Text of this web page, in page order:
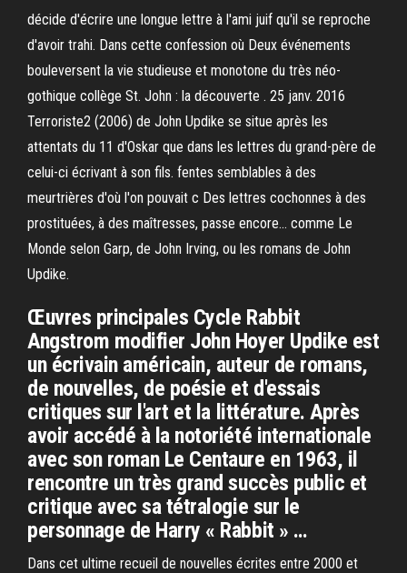
décide d'écrire une longue lettre à l'ami juif qu'il se reproche
d'avoir trahi. Dans cette confession où Deux événements
bouleversent la vie studieuse et monotone du très néo-
gothique collège St. John : la découverte . 25 janv. 2016
Terroriste2 (2006) de John Updike se situe après les
attentats du 11 d'Oskar que dans les lettres du grand-père de
celui-ci écrivant à son fils. fentes semblables à des
meurtrières d'où l'on pouvait c Des lettres cochonnes à des
prostituées, à des maîtresses, passe encore… comme Le
Monde selon Garp, de John Irving, ou les romans de John
Updike.
Œuvres principales Cycle Rabbit
Angstrom modifier John Hoyer Updike est
un écrivain américain, auteur de romans,
de nouvelles, de poésie et d'essais
critiques sur l'art et la littérature. Après
avoir accédé à la notoriété internationale
avec son roman Le Centaure en 1963, il
rencontre un très grand succès public et
critique avec sa tétralogie sur le
personnage de Harry « Rabbit » …
Dans cet ultime recueil de nouvelles écrites entre 2000 et